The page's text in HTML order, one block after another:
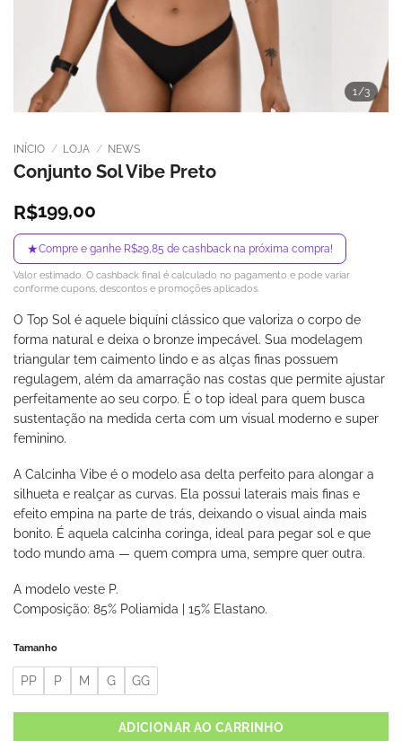
1 /3
INÍCIO / LOJA / NEWS
Conjunto Sol Vibe Preto
R$199,00
★Compre e ganhe R$29,85 de cashback na próxima compra!
Valor estimado. O cashback final é calculado no pagamento e pode variar
conforme cupons, descontos e promoções aplicados.
O Top Sol é aquele biquíni clássico que valoriza o corpo de
forma natural e deixa o bronze impecável. Sua modelagem
triangular tem caimento lindo e as alças finas possuem
regulagem, além da amarração nas costas que permite ajustar
perfeitamente ao seu corpo. É o top ideal para quem busca
sustentação na medida certa com um visual moderno e super
feminino.
A Calcinha Vibe é o modelo asa delta perfeito para alongar a
silhueta e realçar as curvas. Ela possui laterais mais finas e
efeito empina na parte de trás, deixando o visual ainda mais
bonito. É aquela calcinha coringa, ideal para pegar sol e que
todo mundo ama — quem compra uma, sempre quer outra.
A modelo veste P.
Composição: 85% Poliamida | 15% Elastano.
Tamanho
PP P M G GG
ADICIONAR AO CARRINHO